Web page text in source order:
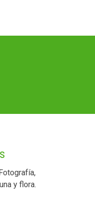
y flora.